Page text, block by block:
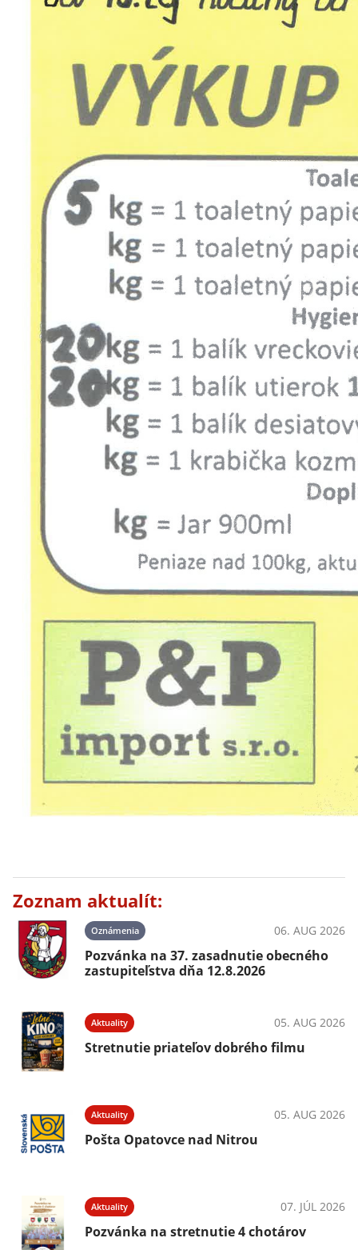
Zoznam aktualít:
Oznámenia 06. AUG 2026
Pozvánka na 37. zasadnutie obecného
zastupiteľstva dňa 12.8.2026
Aktuality 05. AUG 2026
Stretnutie priateľov dobrého filmu
Aktuality 05. AUG 2026
Pošta Opatovce nad Nitrou
Aktuality 07. JÚL 2026
Pozvánka na stretnutie 4 chotárov